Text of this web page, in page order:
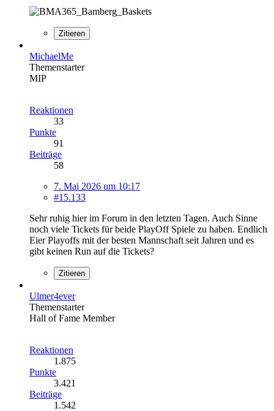
Zitieren
MichaelMe
Themenstarter
MIP
Reaktionen
33
Punkte
91
Beiträge
58
7. Mai 2026 um 10:17
#15.133
Sehr ruhig hier im Forum in den letzten Tagen. Auch Sinne
noch viele Tickets für beide PlayOff Spiele zu haben. Endlich
Eier Playoffs mit der besten Mannschaft seit Jahren und es
gibt keinen Run auf die Tickets?
Zitieren
Ulmer4ever
Themenstarter
Hall of Fame Member
Reaktionen
1.875
Punkte
3.421
Beiträge
1.542